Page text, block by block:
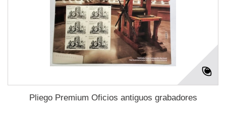
Pliego Premium Oficios antiguos grabadores